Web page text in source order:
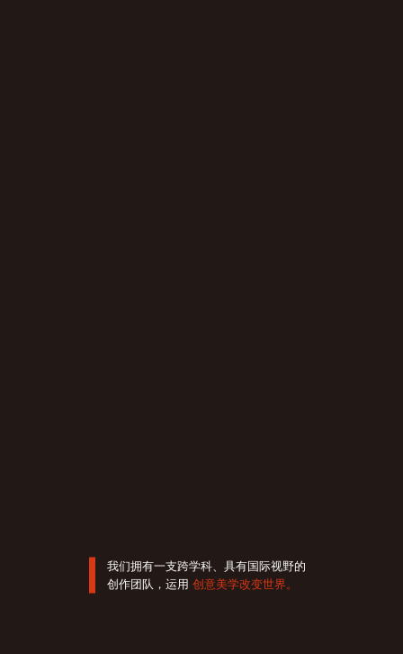
我们拥有一支跨学科、具有国际视野的
创作团队，运用 创意美学改变世界。